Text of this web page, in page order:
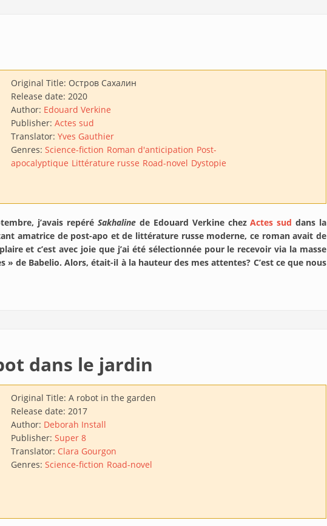
Original Title: Остров Сахалин
Release date: 2020
Author: Edouard Verkine
Publisher: Actes sud
Translator: Yves Gauthier
Genres: Science-fiction Roman d'anticipation Post-
apocalyptique Littérature russe Road-novel Dystopie
j’avais repéréSakhaline de Edouard Verkine chezActes sud dans la
amatrice de post-apo et de littérature russe moderne, ce roman avait de
et c’est avec joie que j’ai été sélectionnée pour le recevoir via la masse
» de Babelio. Alors, était-il à la hauteur des mes attentes? C’est ce que nous
dans le jardin
Original Title: A robot in the garden
Release date: 2017
Author: Deborah Install
Publisher: Super 8
Translator: Clara Gourgon
Genres: Science-fiction Road-novel